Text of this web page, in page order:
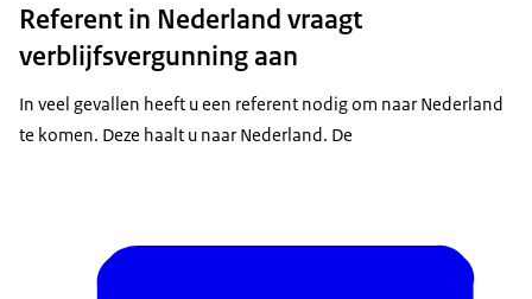
Referent in Nederland vraagt
verblijfsvergunning aan
In veel gevallen heeft u een referent nodig om naar Nederland
te komen. Deze haalt u naar Nederland. De